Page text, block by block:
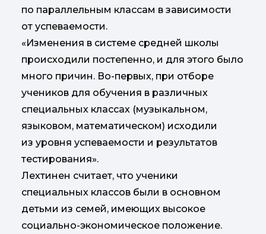
по параллельным классам в зависимости
от успеваемости.
«Изменения в системе средней школы
происходили постепенно, и для этого было
много причин. Во-первых, при отборе
учеников для обучения в различных
специальных классах (музыкальном,
языковом, математическом) исходили
из уровня успеваемости и результатов
тестирования».
Лехтинен считает, что ученики
специальных классов были в основном
детьми из семей, имеющих высокое
социально-экономическое положение.